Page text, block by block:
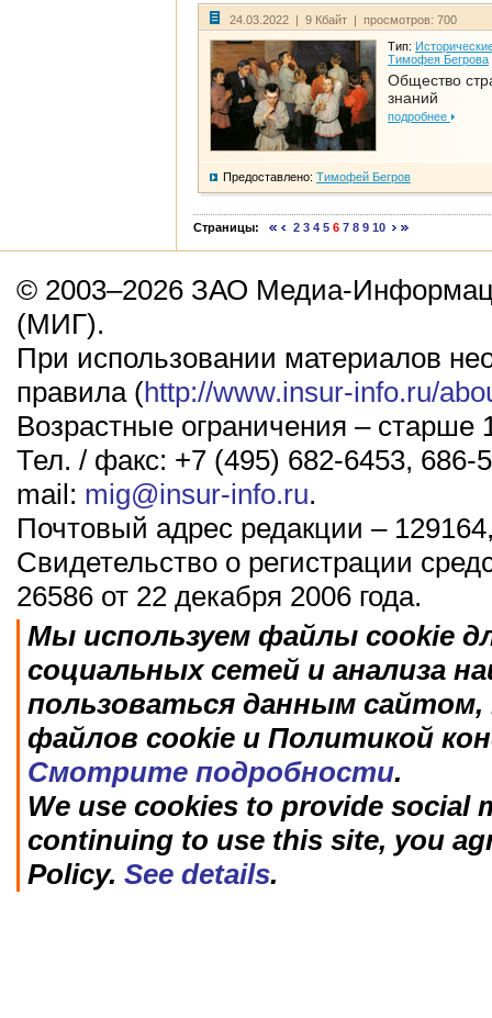
24.03.2022 | 9 Кбайт | просмотров: 700
Тип:
Тимофея Бегрова
Общество
знаний
подробнее
Предоставлено: Тимофей Бегров
Страницы: 2 3 4 5 6 7 8 9 10
© 2003–2026 ЗАО Медиа-
(МИГ).
При использовании материалов
правила (http://www.insur-info.ru/
Возрастные ограничения – старше
Тел. / факс: +7 (495) 682-6453, 686-
mail: mig@insur-info.ru.
Почтовый адрес редакции –
Свидетельство о регистрации
26586 от 22 декабря 2006 года.
Мы используем файлы cookie
социальных сетей и анализа
пользоваться данным
файлов cookie и Политикой
Смотрите подробности.
We use cookies to provide social
continuing to use this site, you
Policy. See details.